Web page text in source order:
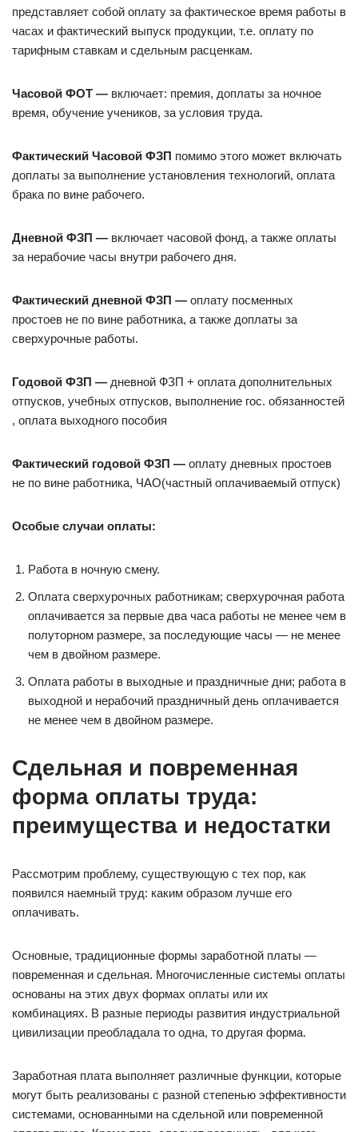
представляет собой оплату за фактическое время работы в
часах и фактический выпуск продукции, т.е. оплату по
тарифным ставкам и сдельным расценкам.
Часовой ФОТ — включает: премия, доплаты за ночное
время, обучение учеников, за условия труда.
Фактический Часовой ФЗП помимо этого может включать
доплаты за выполнение установления технологий, оплата
брака по вине рабочего.
Дневной ФЗП — включает часовой фонд, а также оплаты
за нерабочие часы внутри рабочего дня.
Фактический дневной ФЗП — оплату посменных
простоев не по вине работника, а также доплаты за
сверхурочные работы.
Годовой ФЗП — дневной ФЗП + оплата дополнительных
отпусков, учебных отпусков, выполнение гос. обязанностей
, оплата выходного пособия
Фактический годовой ФЗП — оплату дневных простоев
не по вине работника, ЧАО(частный оплачиваемый отпуск)
Особые случаи оплаты:
Работа в ночную смену.
Оплата сверхурочных работникам; сверхурочная работа
оплачивается за первые два часа работы не менее чем в
полуторном размере, за последующие часы — не менее
чем в двойном размере.
Оплата работы в выходные и праздничные дни; работа в
выходной и нерабочий праздничный день оплачивается
не менее чем в двойном размере.
Сдельная и повременная
форма оплаты труда:
преимущества и недостатки
Рассмотрим проблему, существующую с тех пор, как
появился наемный труд: каким образом лучше его
оплачивать.
Основные, традиционные формы заработной платы —
повременная и сдельная. Многочисленные системы оплаты
основаны на этих двух формах оплаты или их
комбинациях. В разные периоды развития индустриальной
цивилизации преобладала то одна, то другая форма.
Заработная плата выполняет различные функции, которые
могут быть реализованы с разной степенью эффективности
системами, основанными на сдельной или повременной